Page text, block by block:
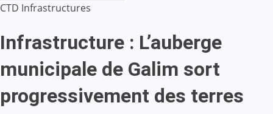
CTD Infrastructures
Infrastructure : L’auberge
municipale de Galim sort
progressivement des terres